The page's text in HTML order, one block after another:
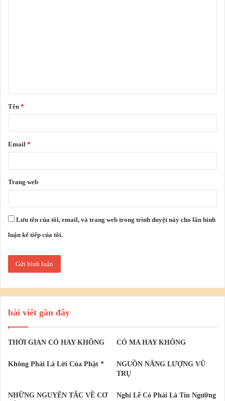
Tên *
Email *
Trang web
Lưu tên của tôi, email, và trang web trong trình duyệt này cho lần bình
luận kế tiếp của tôi.
bài viết gần đây
THỜI GIAN CÓ HAY KHÔNG CÓ MA HAY KHÔNG
Không Phải Là Lời Của Phật *
NGUỒN NĂNG LƯỢNG VŨ
TRỤ
NHỮNG NGUYÊN TẮC VỀ CƠ
Nghi Lễ Có Phải Là Tín Ngưỡng